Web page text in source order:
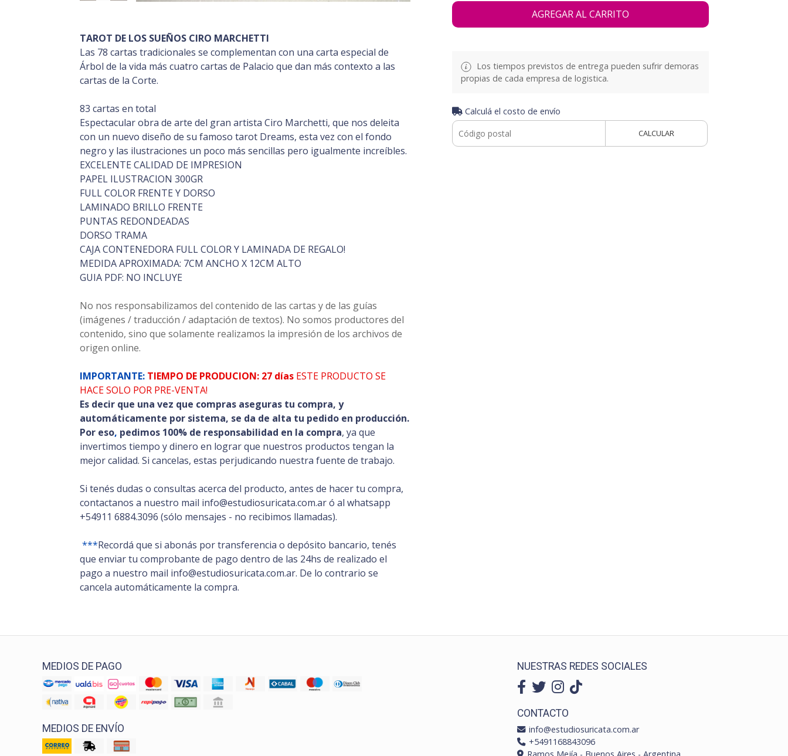
TAROT DE LOS SUEÑOS CIRO MARCHETTI
Las 78 cartas tradicionales se complementan con una carta especial de
Árbol de la vida más cuatro cartas de Palacio que dan más contexto a las
cartas de la Corte.
83 cartas en total
Espectacular obra de arte del gran artista Ciro Marchetti, que nos deleita
con un nuevo diseño de su famoso tarot Dreams, esta vez con el fondo
negro y las ilustraciones un poco más sencillas pero igualmente increíbles.
EXCELENTE CALIDAD DE IMPRESION
PAPEL ILUSTRACION 300GR
FULL COLOR FRENTE Y DORSO
LAMINADO BRILLO FRENTE
PUNTAS REDONDEADAS
DORSO TRAMA
CAJA CONTENEDORA FULL COLOR Y LAMINADA DE REGALO!
MEDIDA APROXIMADA: 7CM ANCHO X 12CM ALTO
GUIA PDF: NO INCLUYE
No nos responsabilizamos del contenido de las cartas y de las guías
(imágenes / traducción / adaptación de textos). No somos productores del
contenido, sino que solamente realizamos la impresión de los archivos de
origen online.
IMPORTANTE: TIEMPO DE PRODUCION: 27 días ESTE PRODUCTO SE
HACE SOLO POR PRE-VENTA!
Es decir que una vez que compras aseguras tu compra, y
automáticamente por sistema, se da de alta tu pedido en producción.
Por eso, pedimos 100% de responsabilidad en la compra, ya que
invertimos tiempo y dinero en lograr que nuestros productos tengan la
mejor calidad. Si cancelas, estas perjudicando nuestra fuente de trabajo.
Si tenés dudas o consultas acerca del producto, antes de hacer tu compra,
contactanos a nuestro mail info@estudiosuricata.com.ar ó al whatsapp
+54911 6884.3096 (sólo mensajes - no recibimos llamadas).
***Recordá que si abonás por transferencia o depósito bancario, tenés
que enviar tu comprobante de pago dentro de las 24hs de realizado el
pago a nuestro mail info@estudiosuricata.com.ar. De lo contrario se
cancela automáticamente la compra.
AGREGAR AL CARRITO
Los tiempos previstos de entrega pueden sufrir demoras
propias de cada empresa de logistica.
Calculá el costo de envío
CALCULAR
MEDIOS DE PAGO
MEDIOS DE ENVÍO
NUESTRAS REDES SOCIALES
CONTACTO
info@estudiosuricata.com.ar
+5491168843096